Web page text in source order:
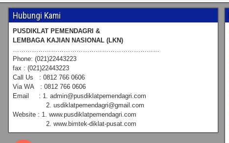
Hubungi Kami
PUSDIKLAT PEMENDAGRI &
LEMBAGA KAJIAN NASIONAL (LKN)
Phone: (021)22443223
fax : (021)22443223
Call Us : 0812 766 0606
Via WA : 0812 766 0606
Email : 1. admin@pusdiklatpemendagri.com
2. usdiklatpemendagri@gmail.com
Website : 1. www.pusdiklatpemendagri.com
2. www.bimtek-diklat-pusat.com